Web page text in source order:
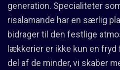
generation. Specialiteter
risalamande har en særlig
bidrager til den festlige
lækkerier er ikke kun en fryd
del af de minder, vi skaber